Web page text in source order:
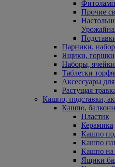
Прочие
Парники,
Ящики,
Наборы,
Таблетки
Аксессуары
Растущая
Кашпо, подставки,
Кашпо,
Пластик
Керамика
Кашпо
Кашпо
Кашпо на
Ящики